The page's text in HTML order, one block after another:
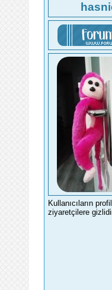
Kullanıcıların
ziyaretçilere